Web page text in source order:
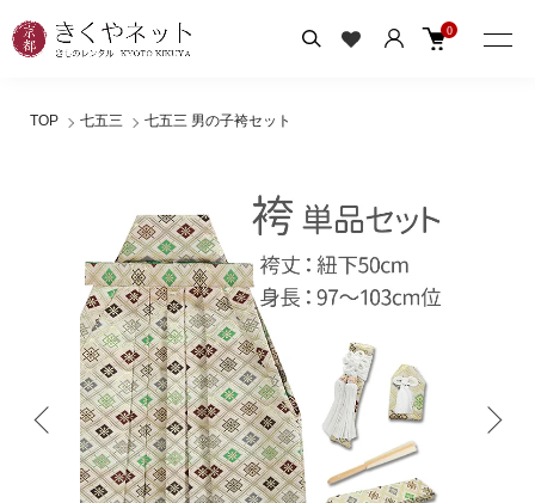
0
TOP 七五三 七五三 男の子袴セット